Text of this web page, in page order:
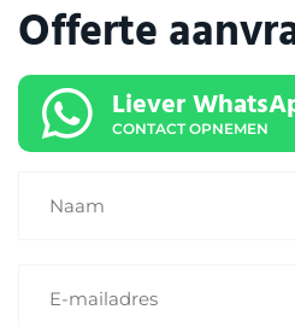
Offerte
Liever
CONTACT OPNEMEN